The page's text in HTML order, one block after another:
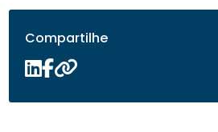
Compartilhe